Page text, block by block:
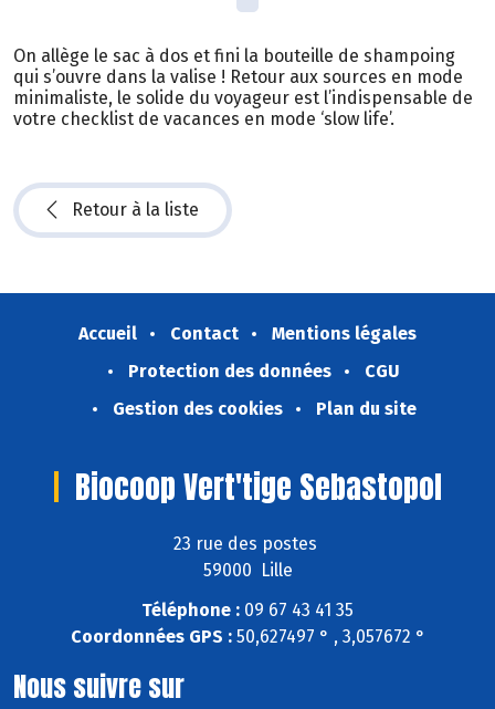
On allège le sac à dos et fini la bouteille de shampoing
qui s’ouvre dans la valise ! Retour aux sources en mode
minimaliste, le solide du voyageur est l’indispensable de
votre checklist de vacances en mode ‘slow life’.
Retour à la liste
Accueil Contact
Mentions légales
Protection des données
CGU
Gestion des cookies
Plan du site
Biocoop Vert'tige Sebastopol
23 rue des postes
59000 Lille
Téléphone : 09 67 43 41 35
Coordonnées GPS :50,627497 ° , 3,057672 °
Nous suivre sur